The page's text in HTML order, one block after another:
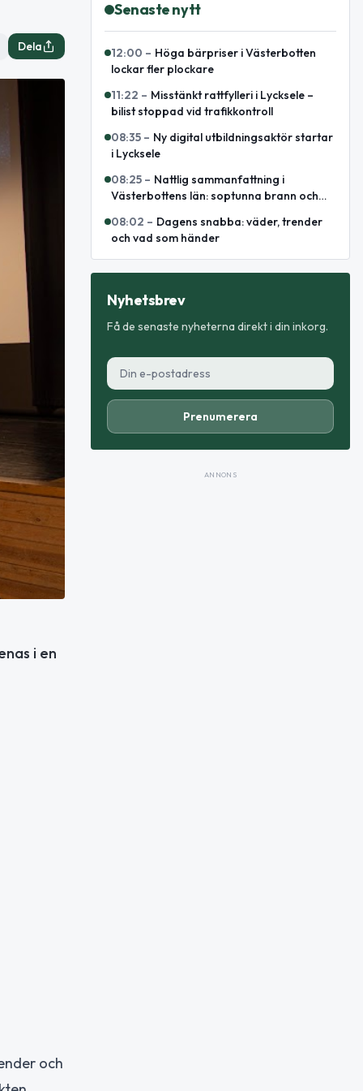
Dela
i en
och
Senaste nytt
12:00 – Höga bärpriser i Västerbotten
lockar fler plockare
11:22 – Misstänkt rattfylleri i Lycksele –
bilist stoppad vid trafikkontroll
08:35 – Ny digital utbildningsaktör startar
i Lycksele
08:25 – Nattlig sammanfattning i
Västerbottens län: soptunna brann och
08:02 – Dagens snabba: väder, trender
och vad som händer
Nyhetsbrev
Få de senaste nyheterna direkt i din inkorg.
Prenumerera
ANNONS